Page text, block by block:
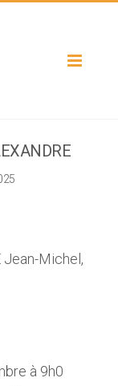
Toggle
Jean-Michel,
à 9h0